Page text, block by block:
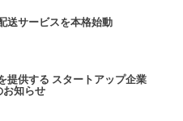
送サービスを本格始動
提供する スタートアップ企業
お知らせ